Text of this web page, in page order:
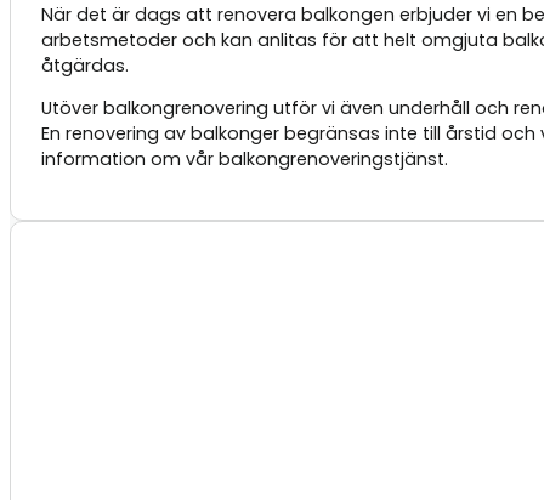
När det är dags att renovera balkongen erbjuder vi en
arbetsmetoder och kan anlitas för att helt omgjuta
åtgärdas.
Utöver balkongrenovering utför vi även underhåll och
En renovering av balkonger begränsas inte till årstid
information om vår balkongrenoveringstjänst.